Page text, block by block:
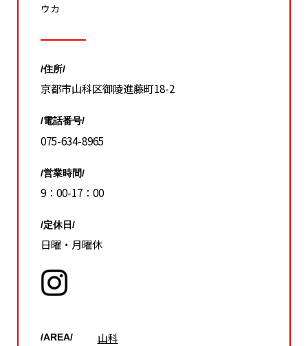
ウカ
/住所/
京都市山科区御陵進藤町18-2
/電話番号/
075-634-8965
/営業時間/
9：00-17：00
/定休日/
日曜・月曜休
/AREA/ 山科